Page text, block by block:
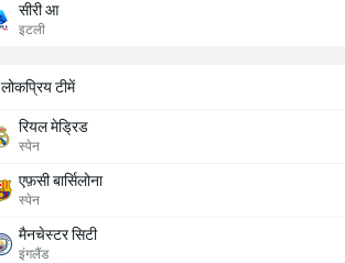
सीरी आ
इटली
लोकप्रिय टीमें
रियल मेड्रिड
स्पेन
एफ़सी बार्सिलोना
स्पेन
मैनचेस्टर सिटी
इंगलैंड